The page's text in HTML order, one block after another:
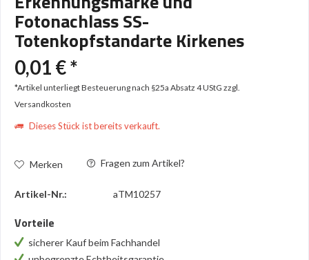
Fotonachlass SS-
Totenkopfstandarte Kirkenes
0,01 € *
*Artikel unterliegt Besteuerung nach §25a Absatz 4 UStG zzgl.
Versandkosten
Dieses Stück ist bereits verkauft.
Merken Fragen zum Artikel?
Artikel-Nr.: aTM10257
Vorteile
sicherer Kauf beim Fachhandel